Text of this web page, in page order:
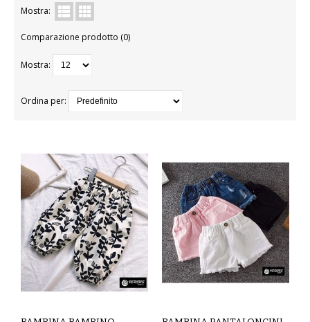
BAMBINA
BAMBINO
DONNA
PARRUCCHE
DANZA
BAMBINA
BAMBINO
DONNA
UOMO
SPETTACOLO
Mostra:
Comparazione prodotto (0)
Mostra:
Ordina per: